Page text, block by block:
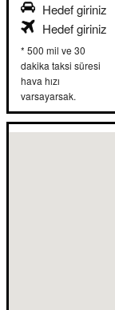
Hedef giriniz
Hedef giriniz
* 500 mil ve 30
dakika taksi süresi
hava hızı
varsayarsak.